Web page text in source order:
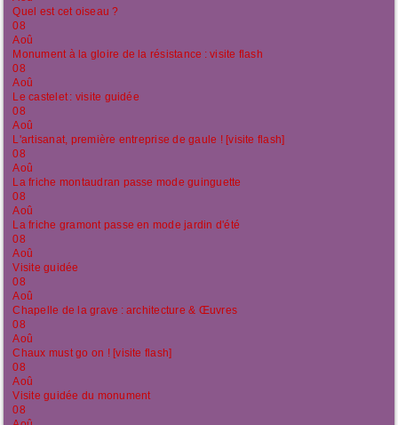
Quel est cet oiseau ?
08
Aoû
Monument à la gloire de la résistance : visite flash
08
Aoû
Le castelet : visite guidée
08
Aoû
L'artisanat, première entreprise de gaule ! [visite flash]
08
Aoû
La friche montaudran passe mode guinguette
08
Aoû
La friche gramont passe en mode jardin d'été
08
Aoû
Visite guidée
08
Aoû
Chapelle de la grave : architecture & Œuvres
08
Aoû
Chaux must go on ! [visite flash]
08
Aoû
Visite guidée du monument
08